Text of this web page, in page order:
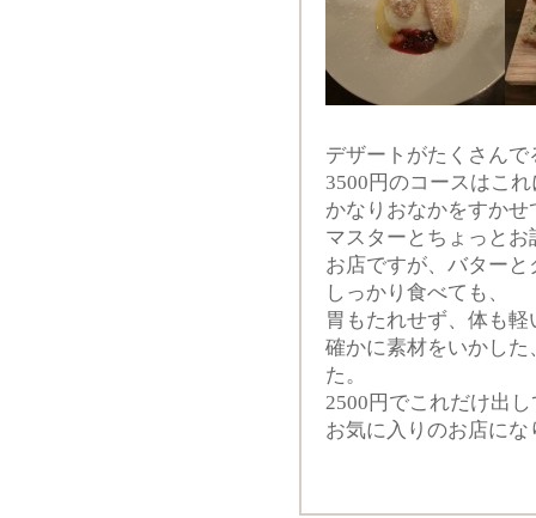
デザートがたくさん
3500円のコースはこ
かなりおなかをすか
マスターとちょっと
お店ですが、バター
しっかり食べても、
胃もたれせず、体も
確かに素材をいかし
た。
2500円でこれだけ出
お気に入りのお店にな